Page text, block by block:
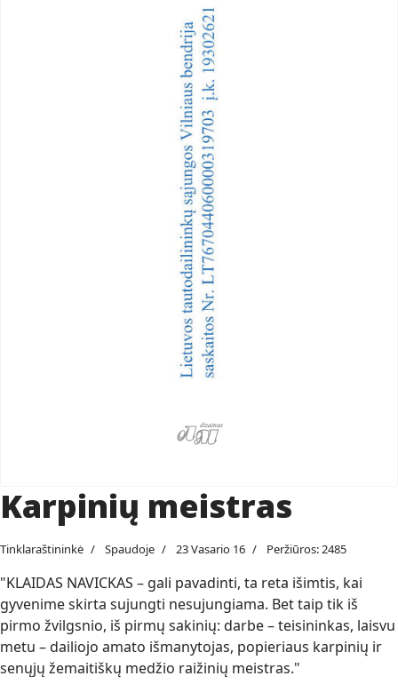
Karpinių meistras
Tinklaraštininkė Spaudoje 23 Vasario 16 Peržiūros: 2485
"KLAIDAS NAVICKAS – gali pavadinti, ta reta išimtis, kai
gyvenime skirta sujungti nesujungiama. Bet taip tik iš
pirmo žvilgsnio, iš pirmų sakinių: darbe – teisininkas, laisvu
metu – dailiojo amato išmanytojas, popieriaus karpinių ir
senųjų žemaitiškų medžio raižinių meistras."